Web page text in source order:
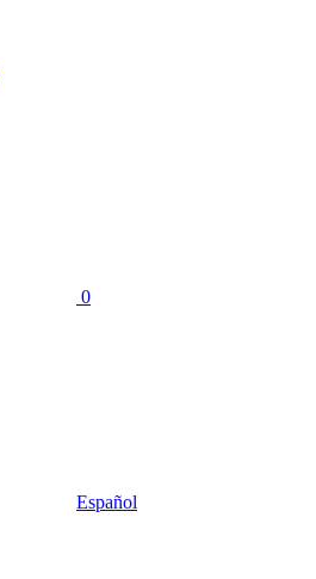
0
Español